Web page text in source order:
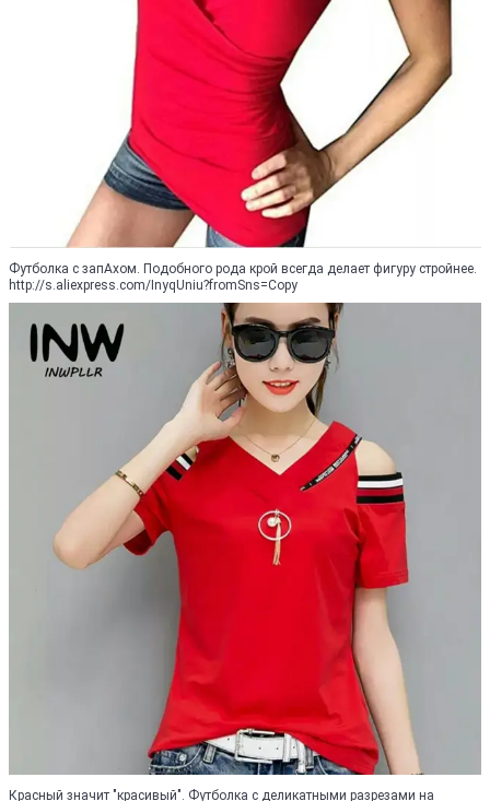
Футболка с запАхом. Подобного рода крой всегда делает фигуру стройнее.
http://s.aliexpress.com/InyqUniu?fromSns=Copy
Красный значит "красивый". Футболка с деликатными разрезами на